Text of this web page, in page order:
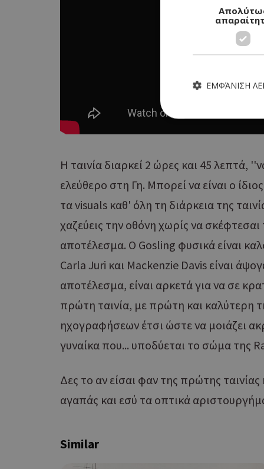
Η ταινία διαρκεί 2 ώρες και 45 λεπτά,
ελεύθερο στη Γη. Μπορεί να είναι ο
τα visuals καθ' όλη τη διάρκεια της
χαζεύεις την οθόνη χωρίς να
αποτέλεσμα. Ο Gosling φυσικά είναι
Carla Juri και Mackenzie Davis είναι
αποτέλεσμα, είναι αρκετά για να σε
πρώτη ταινία, με πρώτη και καλύτερη
ηχογραφήσεων έτσι ώστε να μοιάζει
γυναίκα που... υποδύεται το σώμα της
Δες το αν είσαι φαν της πρώτης
αγαπάς και εσύ τα οπτικά
Similar
ΕΜΦΆΝΙΣΗ
Τα απολύτως
ιστότοπος δεν μπορεί
G_ENABLED_IDPS